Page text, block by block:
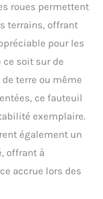
de l'utiliser
Les pneus
des dizaines
de tests
La roue avant
à 360° vous
le retournement.
double X stable :
roulant
de l'acier au
de qualité
plus
à l'usure. Le
roues permettent
terrains, offrant
pour les
ce soit sur de
terre ou même
ce fauteuil
exemplaire.
également un
offrant à
accrue lors des